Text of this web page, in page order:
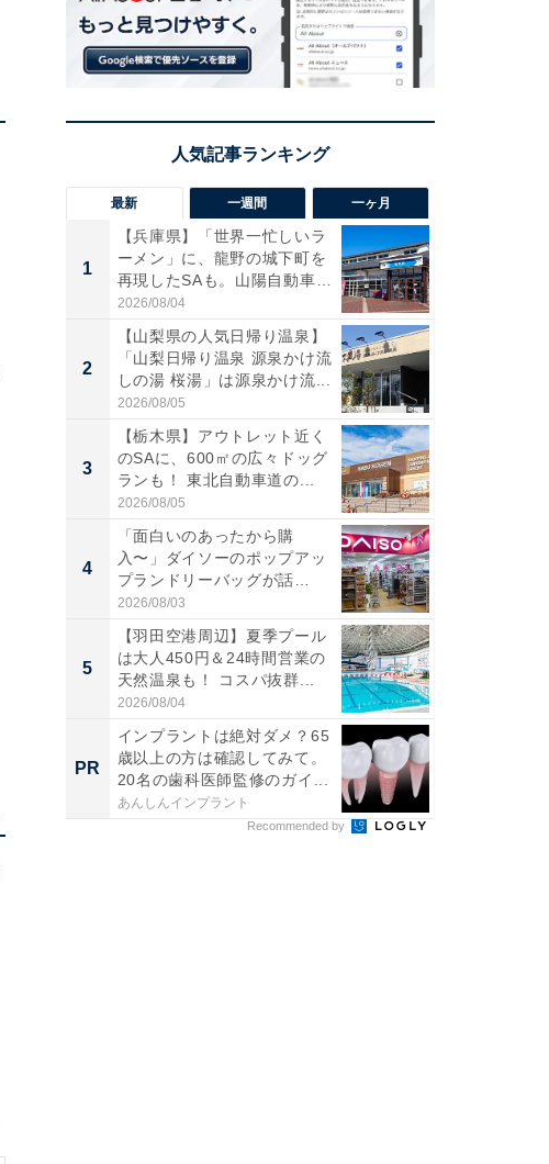
最新 一週間 一ヶ月
1
【兵庫県】「世界一忙しいラ
ーメン」に、龍野の城下町を
再現したSAも。山陽自動車
道...
2026/08/04
2
【山梨県の人気日帰り温泉】
「山梨日帰り温泉 源泉かけ流
しの湯 桜湯」は源泉かけ流...
2026/08/05
3
【栃木県】アウトレット近く
のSAに、600㎡の広々ドッグ
ランも！ 東北自動車道の...
2026/08/05
4
「面白いのあったから購
入〜」ダイソーのポップアッ
プランドリーバッグが話
題。“さま...
2026/08/03
5
【羽田空港周辺】夏季プール
は大人450円＆24時間営業の
天然温泉も！ コスパ抜群...
2026/08/04
PR
インプラントは絶対ダメ？65
歳以上の方は確認してみて。
20名の歯科医師監修のガイ...
あんしんインプラント
Recommended by